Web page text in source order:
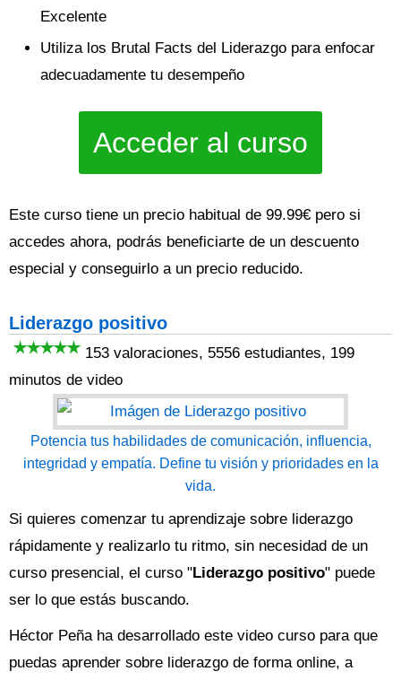
Excelente
Utiliza los Brutal Facts del Liderazgo para enfocar
adecuadamente tu desempeño
Acceder al curso
Este curso tiene un precio habitual de 99.99€ pero si
accedes ahora, podrás beneficiarte de un descuento
especial y conseguirlo a un precio reducido.
Liderazgo positivo
153 valoraciones, 5556 estudiantes, 199
minutos de video
Potencia tus habilidades de comunicación, influencia,
integridad y empatía. Define tu visión y prioridades en la
vida.
Si quieres comenzar tu aprendizaje sobre liderazgo
rápidamente y realizarlo tu ritmo, sin necesidad de un
curso presencial, el curso "Liderazgo positivo" puede
ser lo que estás buscando.
Héctor Peña ha desarrollado este video curso para que
puedas aprender sobre liderazgo de forma online, a